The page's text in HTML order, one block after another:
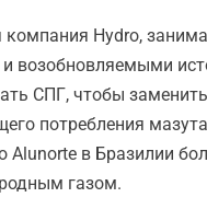
компания Hydro,
возобновляемыми
СПГ, чтобы
потребления
Alunorte в Бразилии
газом.